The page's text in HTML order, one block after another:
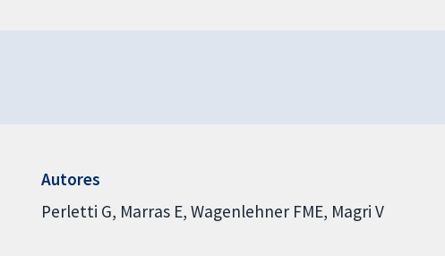
Autores
Perletti G Marras E Wagenlehner FME Magri V